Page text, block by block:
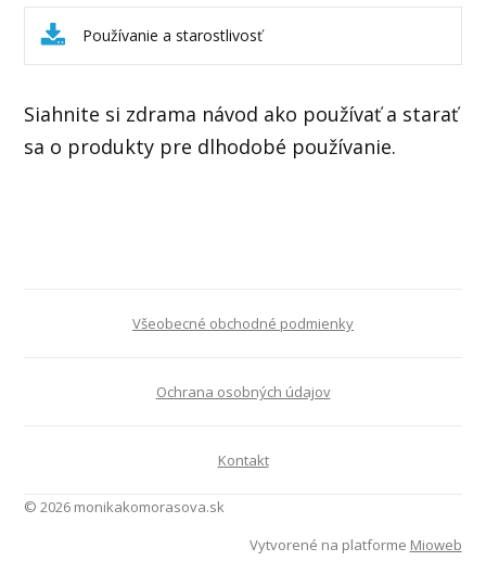
Používanie a starostlivosť
Siahnite si zdrama návod ako používať a starať
sa o produkty pre dlhodobé používanie.
Všeobecné obchodné podmienky
Ochrana osobných údajov
Kontakt
© 2026 monikakomorasova.sk
Vytvorené na platforme Mioweb